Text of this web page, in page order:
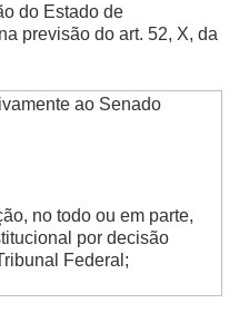
do Estado de
previsão do art. 52, X, da
ao Senado
no todo ou em parte,
por decisão
Federal;